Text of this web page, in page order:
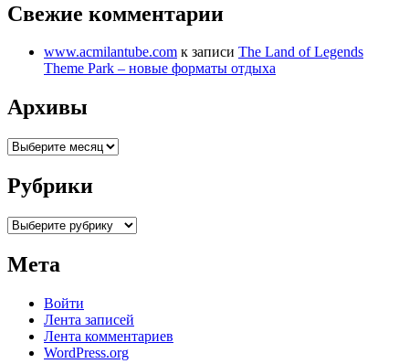
Свежие комментарии
www.acmilantube.com к записи The Land of Legends
Theme Park – новые форматы отдыха
Архивы
Архивы
Рубрики
Рубрики
Мета
Войти
Лента записей
Лента комментариев
WordPress.org